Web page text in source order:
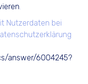
.
Nutzerdaten bei
answer/6004245?